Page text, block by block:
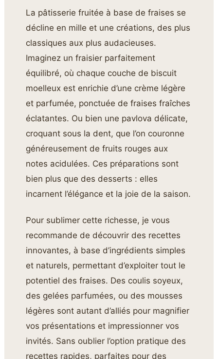
La pâtisserie fruitée à base de fraises se
décline en mille et une créations, des plus
classiques aux plus audacieuses.
Imaginez un fraisier parfaitement
équilibré, où chaque couche de biscuit
moelleux est enrichie d’une crème légère
et parfumée, ponctuée de fraises fraîches
éclatantes. Ou bien une pavlova délicate,
croquant sous la dent, que l’on couronne
généreusement de fruits rouges aux
notes acidulées. Ces préparations sont
bien plus que des desserts : elles
incarnent l’élégance et la joie de la saison.
Pour sublimer cette richesse, je vous
recommande de découvrir des recettes
innovantes, à base d’ingrédients simples
et naturels, permettant d’exploiter tout le
potentiel des fraises. Des coulis soyeux,
des gelées parfumées, ou des mousses
légères sont autant d’alliés pour magnifier
vos présentations et impressionner vos
invités. Sans oublier l’option pratique des
recettes rapides, parfaites pour des